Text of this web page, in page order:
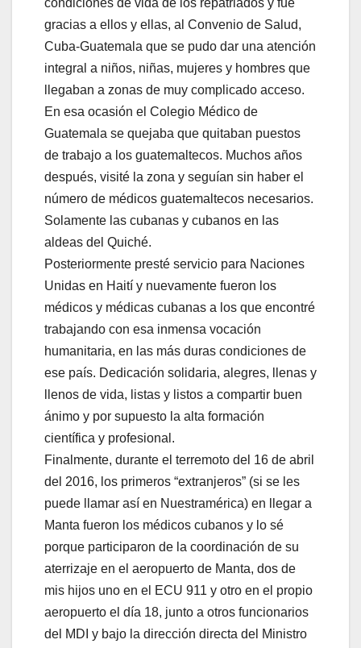
gracias a ellos y ellas, al Convenio de Salud,
Cuba-Guatemala que se pudo dar una atención
integral a niños, niñas, mujeres y hombres que
llegaban a zonas de muy complicado acceso.
En esa ocasión el Colegio Médico de
Guatemala se quejaba que quitaban puestos
de trabajo a los guatemaltecos. Muchos años
después, visité la zona y seguían sin haber el
número de médicos guatemaltecos necesarios.
Solamente las cubanas y cubanos en las
aldeas del Quiché.
Posteriormente presté servicio para Naciones
Unidas en Haití y nuevamente fueron los
médicos y médicas cubanas a los que encontré
trabajando con esa inmensa vocación
humanitaria, en las más duras condiciones de
ese país. Dedicación solidaria, alegres, llenas y
llenos de vida, listas y listos a compartir buen
ánimo y por supuesto la alta formación
científica y profesional.
Finalmente, durante el terremoto del 16 de abril
del 2016, los primeros “extranjeros” (si se les
puede llamar así en Nuestramérica) en llegar a
Manta fueron los médicos cubanos y lo sé
porque participaron de la coordinación de su
aterrizaje en el aeropuerto de Manta, dos de
mis hijos uno en el ECU 911 y otro en el propio
aeropuerto el día 18, junto a otros funcionarios
del MDI y bajo la dirección directa del Ministro